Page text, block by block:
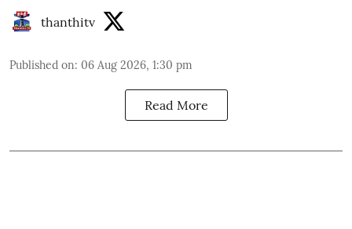
thanthitv
Published on: 06 Aug 2026, 1:30 pm
Read More